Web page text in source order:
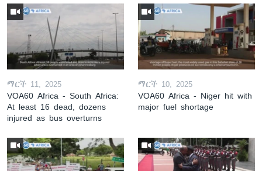
ማርች 11, 2025
VOA60 Africa - South Africa:
At least 16 dead, dozens
injured as bus overturns
ማርች 10, 2025
VOA60 Africa - Niger hit with
major fuel shortage